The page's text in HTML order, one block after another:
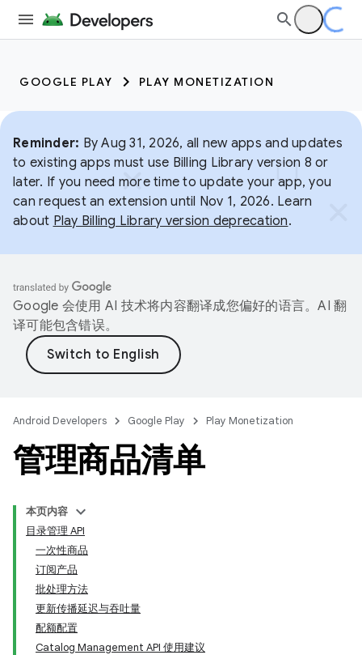
GOOGLE PLAY PLAY MONETIZATION
Reminder: By Aug 31, 2026, all new apps and updates
to existing apps must use Billing Library version 8 or
later. If you need more time to update your app, you
can request an extension until Nov 1, 2026. Learn
about Play Billing Library version deprecation.
Google 会使用 AI 技术将内容翻译成您偏好的语言。AI 翻
译可能包含错误。
Android Developers Google Play Play Monetization
管理商品清单
本页内容
目录管理 API
一次性商品
订阅产品
批处理方法
更新传播延迟与吞吐量
配额配置
Catalog Management API 使用建议